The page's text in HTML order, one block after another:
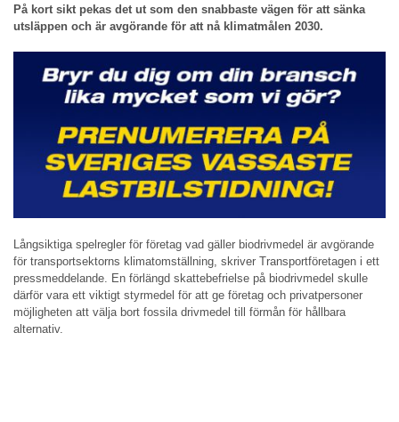
På kort sikt pekas det ut som den snabbaste vägen för att sänka
utsläppen och är avgörande för att nå klimatmålen 2030.
Långsiktiga spelregler för företag vad gäller biodrivmedel är avgörande
för transportsektorns klimatomställning, skriver Transportföretagen i ett
pressmeddelande. En förlängd skattebefrielse på biodrivmedel skulle
därför vara ett viktigt styrmedel för att ge företag och privatpersoner
möjligheten att välja bort fossila drivmedel till förmån för hållbara
alternativ.